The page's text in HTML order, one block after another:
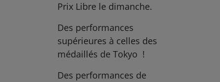
Prix Libre le dimanche.
Des performances
supérieures à celles des
médaillés de Tokyo !
Des performances de